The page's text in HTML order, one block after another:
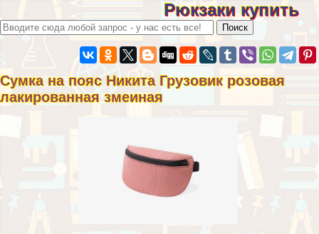
Рюкзаки купить
Сумка на пояс Никита Грузовик розовая
лакированная змеиная